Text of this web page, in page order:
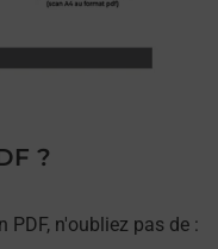
?
n'oubliez pas de :